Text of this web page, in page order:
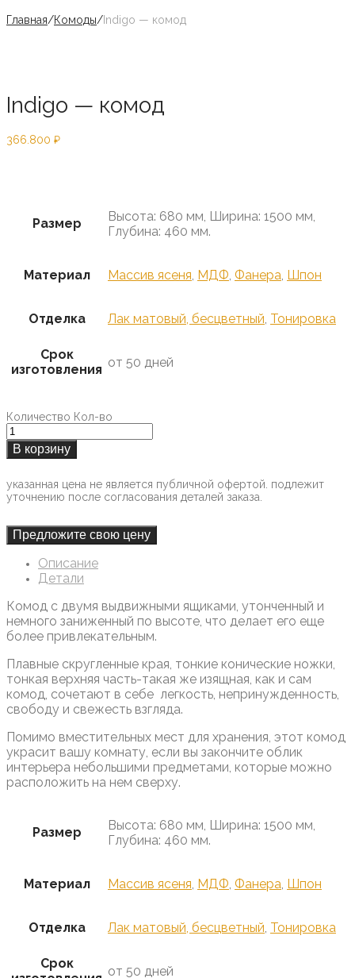
Главная/Комоды/ Indigo — комод
Indigo — комод
366.800 ₽
Размер
Высота: 680 мм, Ширина: 1500 мм,
Глубина: 460 мм.
Материал Массив ясеня МДФ Фанера Шпон
Отделка Лак матовый, бесцветный Тонировка
Срок
изготовления от 50 дней
Количество Кол-во
В корзину
указанная цена не является публичной офертой. подлежит
уточнению после согласования деталей заказа.
Предложите свою цену
Описание
Детали
Комод с двумя выдвижными ящиками, утонченный и
немного заниженный по высоте, что делает его еще
более привлекательным.
Плавные скругленные края, тонкие конические ножки,
тонкая верхняя часть-такая же изящная, как и сам
комод, сочетают в себе легкость, непринужденность,
свободу и свежесть взгляда.
Помимо вместительных мест для хранения, этот комод
украсит вашу комнату, если вы закончите облик
интерьера небольшими предметами, которые можно
расположить на нем сверху.
Размер
Высота: 680 мм, Ширина: 1500 мм,
Глубина: 460 мм.
Материал Массив ясеня МДФ Фанера Шпон
Отделка Лак матовый, бесцветный Тонировка
Срок
от 50 дней